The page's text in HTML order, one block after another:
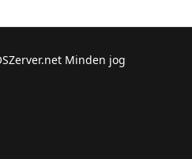
Minden jog